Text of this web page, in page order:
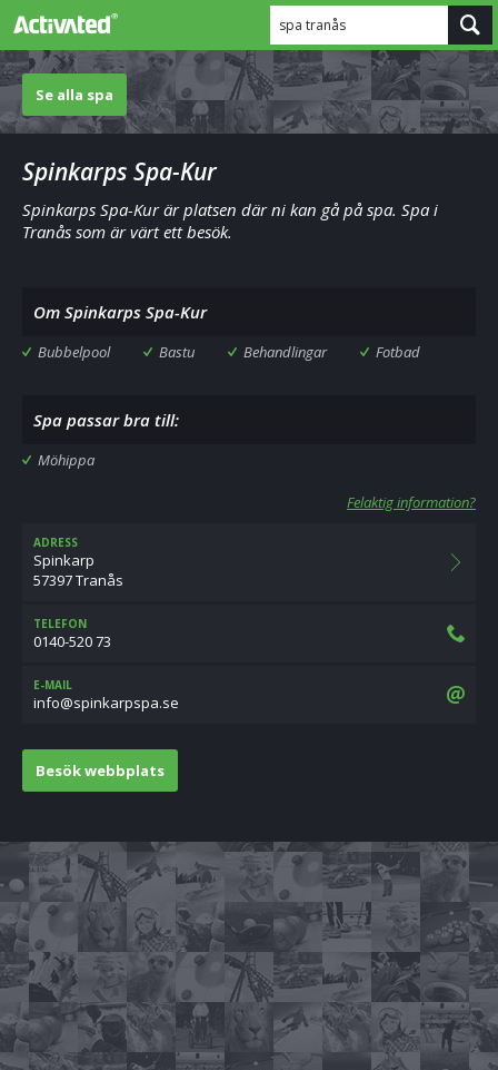
spa tranås
Se alla spa
Spinkarps Spa-Kur
Spinkarps Spa-Kur är platsen där ni kan gå på spa. Spa i
Tranås som är värt ett besök.
Om Spinkarps Spa-Kur
Bubbelpool Bastu Behandlingar Fotbad
Spa passar bra till:
Möhippa
Felaktig information?
ADRESS
Spinkarp
57397 Tranås
TELEFON
0140-520 73
E-MAIL
es.apspraknips@ofni
Besök webbplats